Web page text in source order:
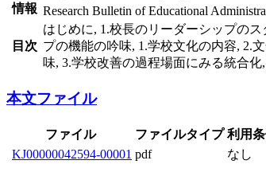
情報 Research Bulletin of Educational
目次
はじめに, 1.校長のリーダーシップの
プの機能の吟味, 1.学校文化の内容, 2.
味, 3.学校改善の過程場面にみる統合
本文ファイル
ファイル ファイルタイプ 利用
KJ00000042594-00001 pdf なし